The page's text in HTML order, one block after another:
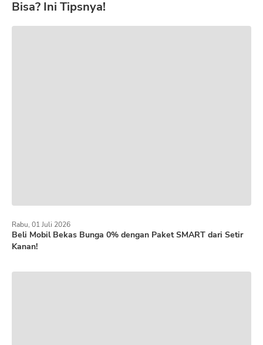
Bisa? Ini Tipsnya!
Beli Mobil Bekas Bunga 0% dengan Paket SMART dari Setir
Kanan!
Rabu, 01 Juli 2026